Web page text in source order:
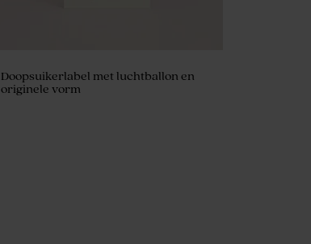
Doopsuikerlabel met luchtballon en
originele vorm